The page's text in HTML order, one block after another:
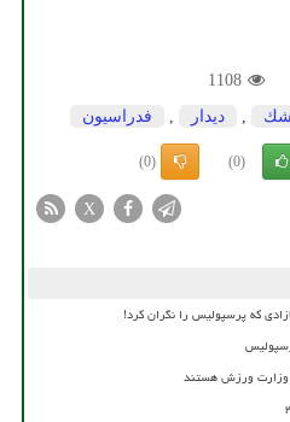
1108
دیدار فدراسیون
(0)
(0)
X
که پرسپولیس را نگران کرد!
وزارت ورزش هستند